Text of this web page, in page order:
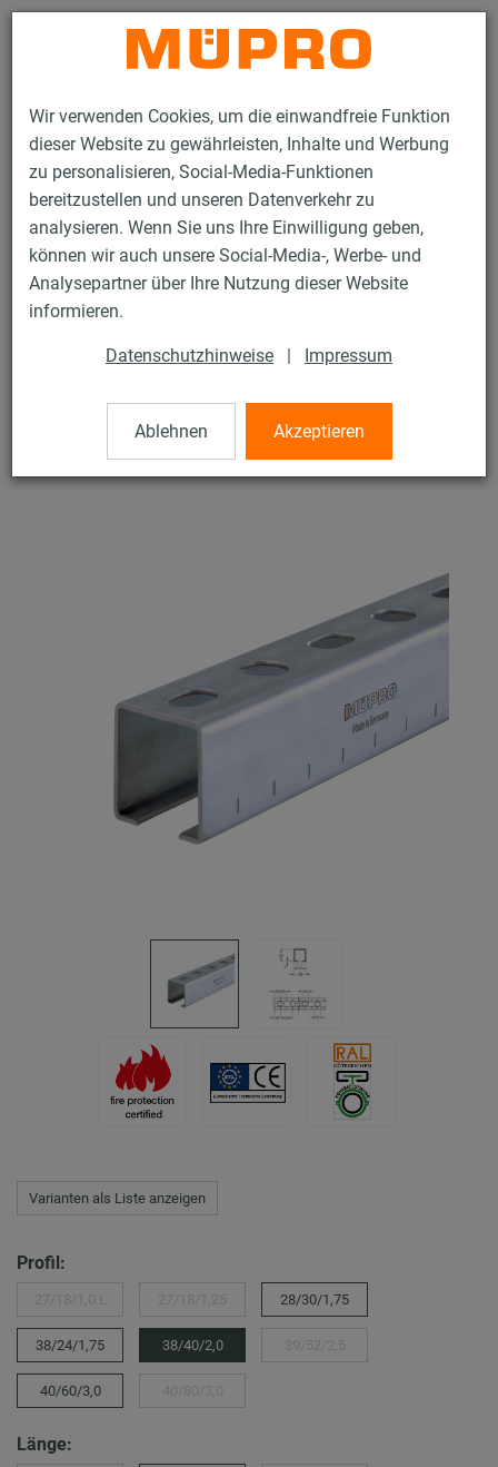
Wir verwenden Cookies, um die einwandfreie Funktion
dieser Website zu gewährleisten, Inhalte und Werbung
zu personalisieren, Social-Media-Funktionen
bereitzustellen und unseren Datenverkehr zu
analysieren. Wenn Sie uns Ihre Einwilligung geben,
können wir auch unsere Social-Media-, Werbe- und
Analysepartner über Ihre Nutzung dieser Website
informieren.
Datenschutzhinweise | Impressum
Ablehnen Akzeptieren
Kontakt
Produkte Befestigungstechnik
Installationsschienen
MPC-Systemschienen
MPC-Systemschienen
MPC-Systemschiene 38/40, Länge: 3.040 mm, verzinkt
Varianten als Liste anzeigen
Profil:
28/30/1,75
38/24/1,75 38/40/2,0
40/60/3,0
Länge: